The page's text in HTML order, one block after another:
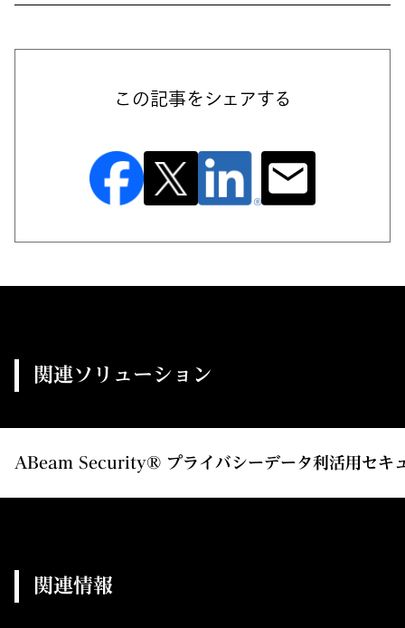
この記事をシェアする
関連ソリューション
ABeam Security® プライバシーデータ利活用セキ
関連情報